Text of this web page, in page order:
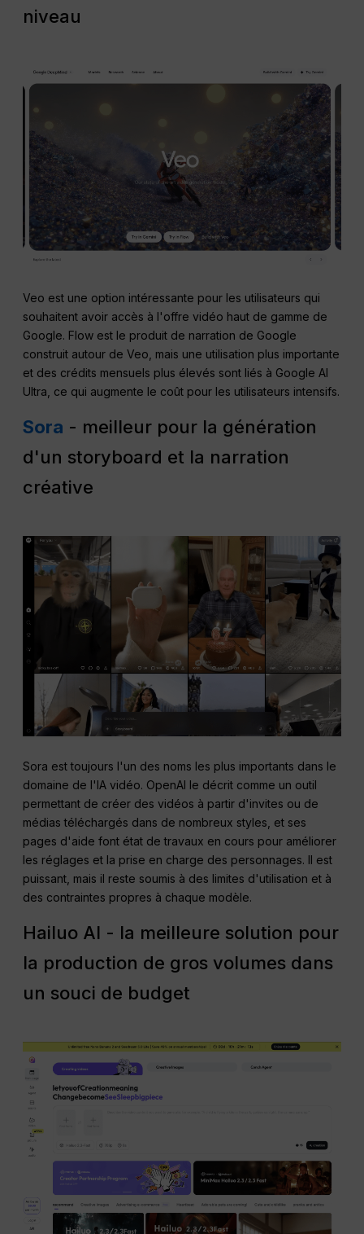
niveau
Veo est une option intéressante pour les utilisateurs qui
souhaitent avoir accès à l'offre vidéo haut de gamme de
Google. Flow est le produit de narration de Google
construit autour de Veo, mais une utilisation plus importante
et des crédits mensuels plus élevés sont liés à Google AI
Ultra, ce qui augmente le coût pour les utilisateurs intensifs.
Sora - meilleur pour la génération
d'un storyboard et la narration
créative
Sora est toujours l'un des noms les plus importants dans le
domaine de l'IA vidéo. OpenAI le décrit comme un outil
permettant de créer des vidéos à partir d'invites ou de
médias téléchargés dans de nombreux styles, et ses
pages d'aide font état de travaux en cours pour améliorer
les réglages et la prise en charge des personnages. Il est
puissant, mais il reste soumis à des limites d'utilisation et à
des contraintes propres à chaque modèle.
Hailuo AI - la meilleure solution pour
la production de gros volumes dans
un souci de budget